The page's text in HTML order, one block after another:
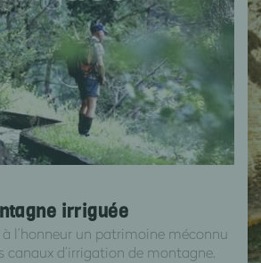
irriguée
l’honneur un patrimoine méconnu
canaux d’irrigation de montagne.